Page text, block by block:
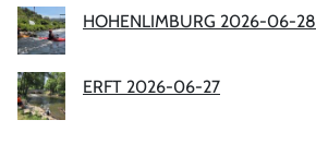
HOHENLIMBURG 2026-06-28
ERFT 2026-06-27